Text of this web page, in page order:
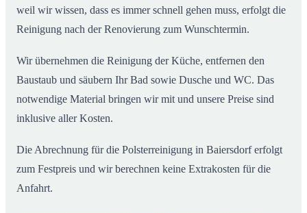
weil wir wissen, dass es immer schnell gehen muss, erfolgt die
Reinigung nach der Renovierung zum Wunschtermin.
Wir übernehmen die Reinigung der Küche, entfernen den
Baustaub und säubern Ihr Bad sowie Dusche und WC. Das
notwendige Material bringen wir mit und unsere Preise sind
inklusive aller Kosten.
Die Abrechnung für die Polsterreinigung in Baiersdorf erfolgt
zum Festpreis und wir berechnen keine Extrakosten für die
Anfahrt.